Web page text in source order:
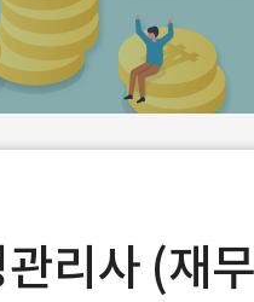
리사 (재